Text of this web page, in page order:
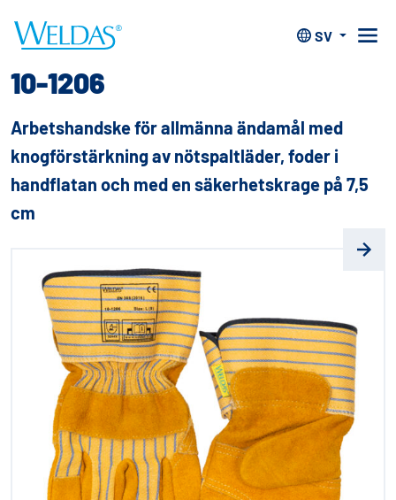
SV
10-1206
10-1206
Arbetshandske för allmänna ändamål med
knogförstärkning av nötspaltläder, foder i
handflatan och med en säkerhetskrage på 7,5
cm